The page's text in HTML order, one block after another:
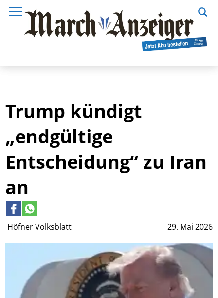
Höfner Volksblatt 29. Mai 2026
Trump kündigt
„endgültige
Entscheidung“ zu Iran
an